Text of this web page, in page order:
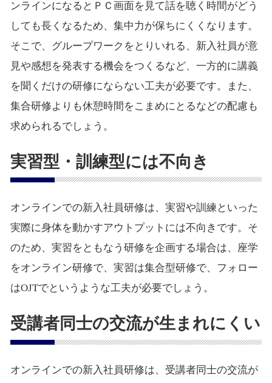
ンラインになるとＰＣ画面を見て話を聴く時間がどう
しても長くなるため、集中力が保ちにくくなります。
そこで、グループワークをとりいれる、新入社員が意
見や感想を発表する機会をつくるなど、一方的に講義
を聞くだけの研修にならない工夫が必要です。また、
集合研修よりも休憩時間をこまめにとるなどの配慮も
求められるでしょう。
実習型・訓練型には不向き
オンラインでの新入社員研修は、実習や訓練といった
実際に身体を動かすアウトプットには不向きです。そ
のため、実習をともなう研修を企画する場合は、座学
をオンライン研修で、実習は集合型研修で、フォロー
はOJTでというような工夫が必要でしょう。
受講者同士の交流が生まれにくい
オンラインでの新入社員研修は、受講者同士の交流が